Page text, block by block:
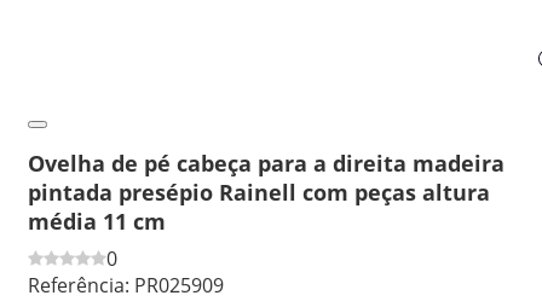
Ovelha de pé cabeça para a direita madeira
pintada presépio Rainell com peças altura
média 11 cm
0
Referência: PR025909